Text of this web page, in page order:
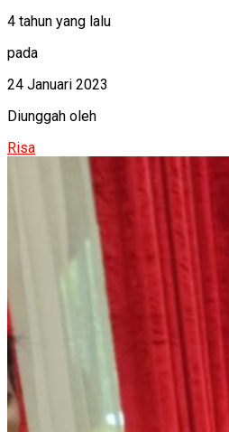
4 tahun yang lalu
pada
24 Januari 2023
Diunggah oleh
Risa